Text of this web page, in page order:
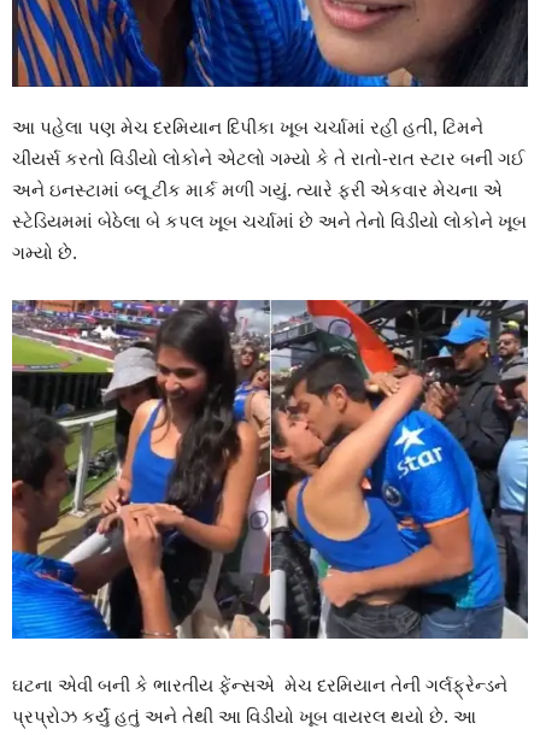
આ પહેલા પણ મેચ દરમિયાન દિપીકા ખૂબ ચર્ચામાં રહી હતી, ટિમને
ચીયર્સ કરતો વિડીયો લોકોને એટલો ગમ્યો કે તે રાતો-રાત સ્ટાર બની ગઈ
અને ઇનસ્ટામાં બ્લૂ ટીક માર્ક મળી ગયું. ત્યારે ફરી એકવાર મેચના એ
સ્ટેડિયમમાં બેઠેલા બે કપલ ખૂબ ચર્ચામાં છે અને તેનો વિડીયો લોકોને ખૂબ
ગમ્યો છે.
ઘટના એવી બની કે ભારતીય ફેંન્સએ મેચ દરમિયાન તેની ગર્લફ્રેન્ડને
પ્રપ્રોઝ કર્યું હતું અને તેથી આ વિડીયો ખૂબ વાયરલ થયો છે. આ